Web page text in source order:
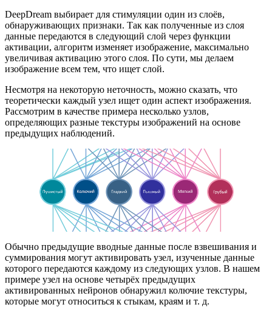
DeepDream выбирает для стимуляции один из слоёв,
обнаруживающих признаки. Так как полученные из слоя
данные передаются в следующий слой через функции
активации, алгоритм изменяет изображение, максимально
увеличивая активацию этого слоя. По сути, мы делаем
изображение всем тем, что ищет слой.
Несмотря на некоторую неточность, можно сказать, что
теоретически каждый узел ищет один аспект изображения.
Рассмотрим в качестве примера несколько узлов,
определяющих разные текстуры изображений на основе
предыдущих наблюдений.
Обычно предыдущие вводные данные после взвешивания и
суммирования могут активировать узел, изученные данные
которого передаются каждому из следующих узлов. В нашем
примере узел на основе четырёх предыдущих
активированных нейронов обнаружил колючие текстуры,
которые могут относиться к стыкам, краям и т. д.